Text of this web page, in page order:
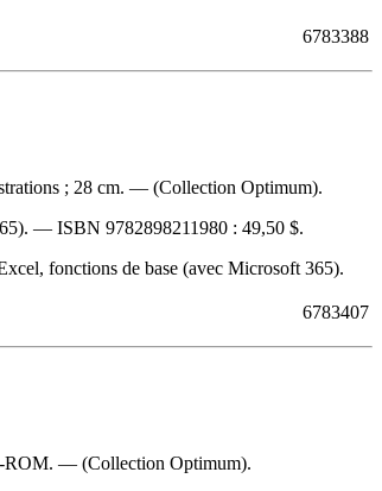
6783388
; 28 cm. — (Collection Optimum).
— ISBN 9782898211980 : 49,50 $.
fonctions de base (avec Microsoft 365).
6783407
ROM. — (Collection Optimum).